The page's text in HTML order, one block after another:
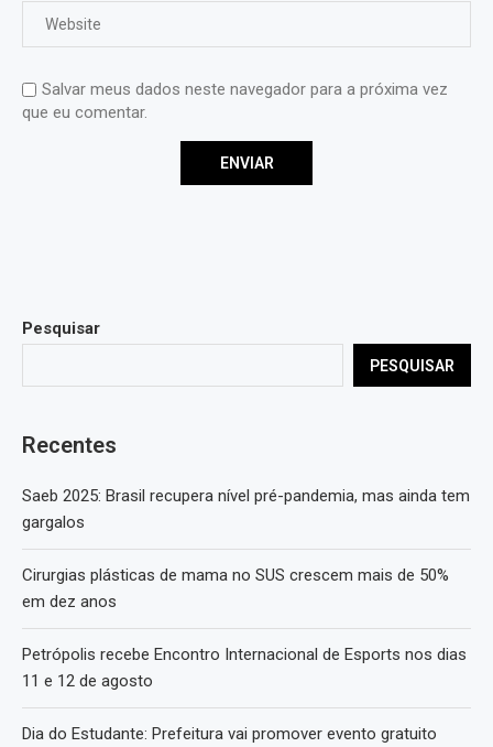
Salvar meus dados neste navegador para a próxima vez
que eu comentar.
Pesquisar
PESQUISAR
Recentes
Saeb 2025: Brasil recupera nível pré-pandemia, mas ainda tem
gargalos
Cirurgias plásticas de mama no SUS crescem mais de 50%
em dez anos
Petrópolis recebe Encontro Internacional de Esports nos dias
11 e 12 de agosto
Dia do Estudante: Prefeitura vai promover evento gratuito